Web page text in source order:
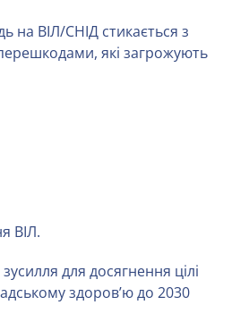
на ВІЛ/СНІД стикається з
які загрожують
ВІЛ.
для досягнення цілі
здоров’ю до 2030